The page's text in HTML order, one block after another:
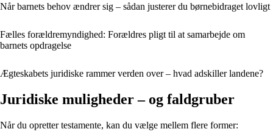
Når barnets behov ændrer sig – sådan justerer du børnebidraget lovligt
Fælles forældremyndighed: Forældres pligt til at samarbejde om
barnets opdragelse
Ægteskabets juridiske rammer verden over – hvad adskiller landene?
Juridiske muligheder – og faldgruber
Når du opretter testamente, kan du vælge mellem flere former: